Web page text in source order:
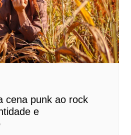
cena punk ao rock
e